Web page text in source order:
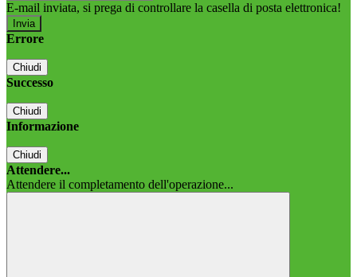
E-mail inviata, si prega di controllare la casella di posta elettronica!
Errore
Chiudi
Successo
Chiudi
Informazione
Chiudi
Attendere...
Attendere il completamento dell'operazione...